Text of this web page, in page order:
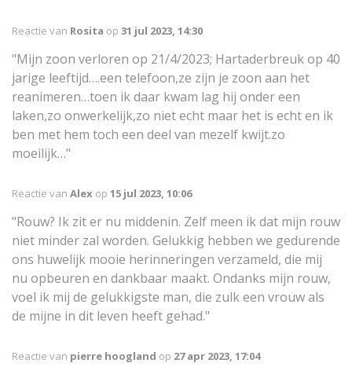
Reactie van Rosita op 31 jul 2023, 14:30
"Mijn zoon verloren op 21/4/2023; Hartaderbreuk op 40
jarige leeftijd….een telefoon,ze zijn je zoon aan het
reanimeren…toen ik daar kwam lag hij onder een
laken,zo onwerkelijk,zo niet echt maar het is echt en ik
ben met hem toch een deel van mezelf kwijt.zo
moeilijk…"
Reactie van Alex op 15 jul 2023, 10:06
"Rouw? Ik zit er nu middenin. Zelf meen ik dat mijn rouw
niet minder zal worden. Gelukkig hebben we gedurende
ons huwelijk mooie herinneringen verzameld, die mij
nu opbeuren en dankbaar maakt. Ondanks mijn rouw,
voel ik mij de gelukkigste man, die zulk een vrouw als
de mijne in dit leven heeft gehad."
Reactie van pierre hoogland op 27 apr 2023, 17:04